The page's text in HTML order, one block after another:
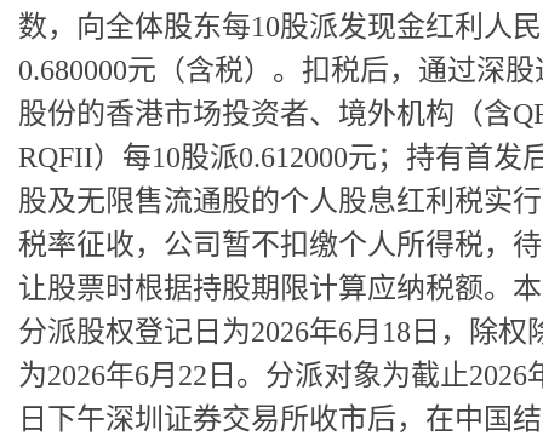
数，向全体股东每10股派发现金红利人
0.680000元（含税）。扣税后，通过深
股份的香港市场投资者、境外机构（含
RQFII）每10股派0.612000元；持有首发
股及无限售流通股的个人股息红利税实
税率征收，公司暂不扣缴个人所得税，
让股票时根据持股期限计算应纳税额。
分派股权登记日为2026年6月18日，除权
为2026年6月22日。分派对象为截止2026
日下午深圳证券交易所收市后，在中国